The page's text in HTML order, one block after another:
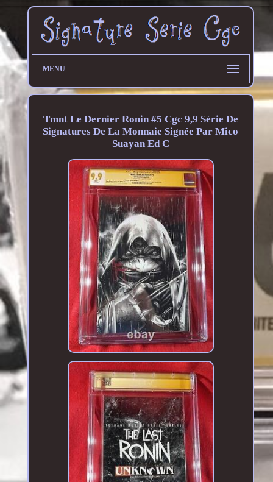
MENU
Tmnt Le Dernier Ronin #5 Cgc 9,9 Série De
Signatures De La Monnaie Signée Par Mico
Suayan Ed C